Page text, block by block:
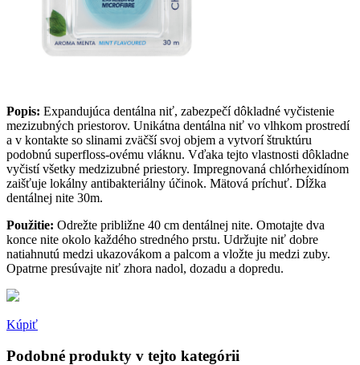
Popis: Expandujúca dentálna niť, zabezpečí dôkladné vyčistenie
mezizubných priestorov. Unikátna dentálna niť vo vlhkom prostredí
a v kontakte so slinami zväčší svoj objem a vytvorí štruktúru
podobnú superfloss-ovému vláknu. Vďaka tejto vlastnosti dôkladne
vyčistí všetky medzizubné priestory. Impregnovaná chlórhexidínom
zaišťuje lokálny antibakteriálny účinok. Mätová príchuť. Dĺžka
dentálnej nite 30m.
Použitie: Odrežte približne 40 cm dentálnej nite. Omotajte dva
konce nite okolo každého stredného prstu. Udržujte niť dobre
natiahnutú medzi ukazovákom a palcom a vložte ju medzi zuby.
Opatrne presúvajte niť zhora nadol, dozadu a dopredu.
Kúpiť
Podobné produkty v tejto kategórii